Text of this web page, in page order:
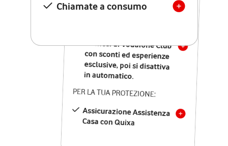
Chiamate a consumo
nazionali
12 mesi di Vodafone Club
con sconti ed esperienze
esclusive, poi si disattiva
in automatico.
PER LA TUA PROTEZIONE:
Assicurazione Assistenza
Casa con Quixa